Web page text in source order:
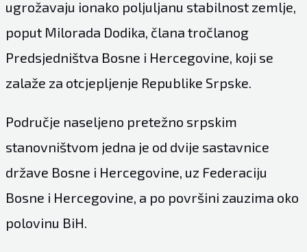
ugrožavaju ionako poljuljanu stabilnost zemlje,
poput Milorada Dodika, člana tročlanog
Predsjedništva Bosne i Hercegovine, koji se
zalaže za otcjepljenje Republike Srpske.
Područje naseljeno pretežno srpskim
stanovništvom jedna je od dvije sastavnice
države Bosne i Hercegovine, uz Federaciju
Bosne i Hercegovine, a po površini zauzima oko
polovinu BiH.